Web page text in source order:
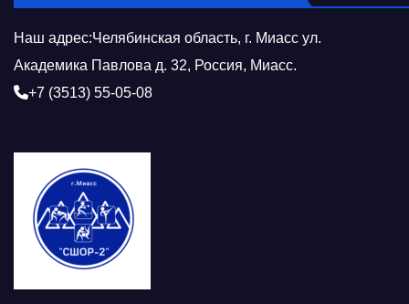
Наш адрес:Челябинская область, г. Миасс ул.
Академика Павлова д. 32, Россия, Миасс.
+7 (3513) 55-05-08